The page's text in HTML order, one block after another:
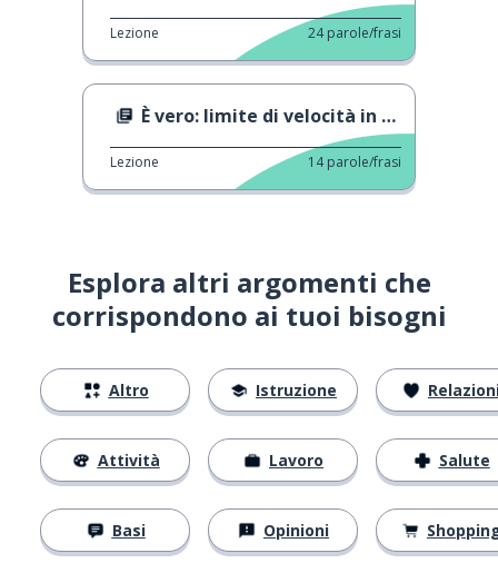
Lezione 24 parole/frasi
È vero: limite di velocità in Germania
Lezione 14 parole/frasi
Esplora altri argomenti che
corrispondono ai tuoi bisogni
Altro
Attività
Basi
Istruzione
Lavoro
Opinioni
Salute